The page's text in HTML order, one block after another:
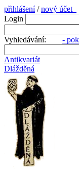
přihlášení/nový účet
Login
Vyhledávání: -
Antikvariát
Dlážděná